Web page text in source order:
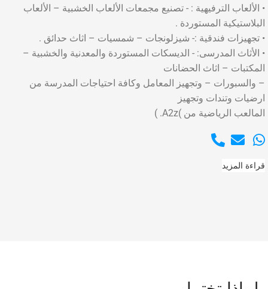
• الألعاب الترفيهية : - تصنيع مجمعات الألعاب الخشبية – الألعاب
البلاستيكية المستوردة .
• تجهيزات فندقية :- شيزلونجات – شمسيات – اثاث حدائق .
• الأثاث المدرسى: - الديسكات المستوردة والمعدنية والخشبية –
المكتبات – اثاث الحضانات
– والسبورات – وتجهيز المعامل وكافة احتياجات المدرسة من
ارضيات وتندات وتجهيز
المالعب الرياضية من )A2z. )
قراءة المزيد